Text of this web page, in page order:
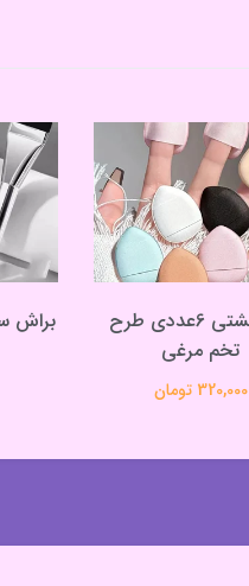
پد انگشتی 6عددی طرح
تخم مرغی
320,000 تومان
براش